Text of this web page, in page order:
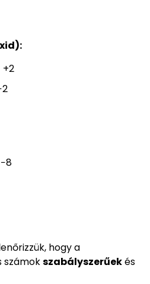
+2
hogy a
számokszabályszerűekés